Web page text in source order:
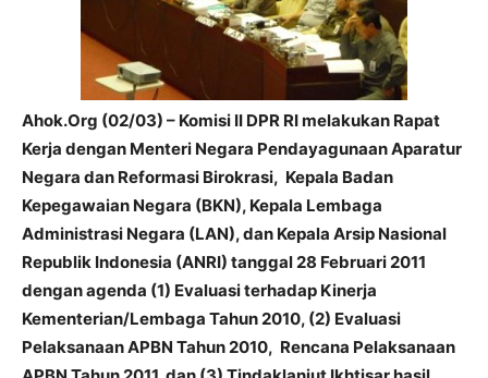
Ahok.Org (02/03) – Komisi II DPR RI melakukan Rapat
Kerja dengan Menteri Negara Pendayagunaan Aparatur
Negara dan Reformasi Birokrasi, Kepala Badan
Kepegawaian Negara (BKN), Kepala Lembaga
Administrasi Negara (LAN), dan Kepala Arsip Nasional
Republik Indonesia (ANRI) tanggal 28 Februari 2011
dengan agenda (1) Evaluasi terhadap Kinerja
Kementerian/Lembaga Tahun 2010, (2) Evaluasi
Pelaksanaan APBN Tahun 2010, Rencana Pelaksanaan